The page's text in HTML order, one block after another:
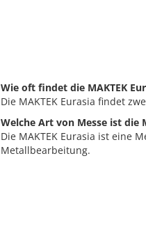
Wie oft findet die MAKTEK
Die MAKTEK Eurasia findet
Welche Art von Messe ist die
Die MAKTEK Eurasia ist eine
Metallbearbeitung.